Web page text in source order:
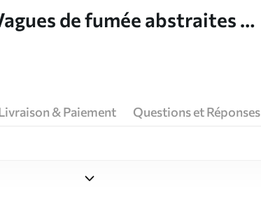
de fumée abstraites Nr.
& Paiement Questions et Réponses